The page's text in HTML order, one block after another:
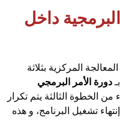
داخل
المركزية بثلاثة
دورة الأمر البرمجي
من الخطوة الثالثة يتم تكرار
تشغيل البرنامج، و هذه